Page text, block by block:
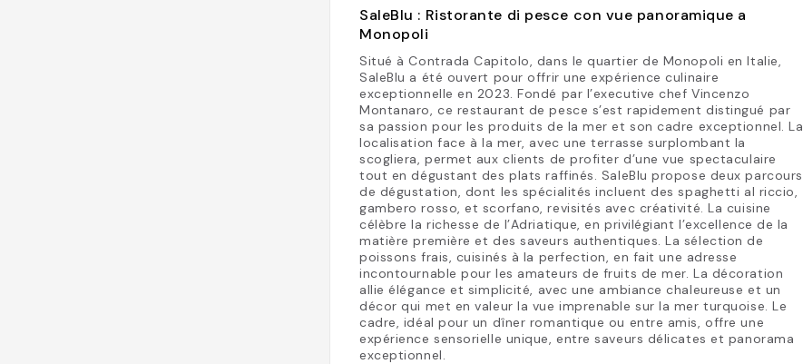
SaleBlu : Ristorante di pesce con vue panoramique a
Monopoli
Situé à Contrada Capitolo, dans le quartier de Monopoli en Italie,
SaleBlu a été ouvert pour offrir une expérience culinaire
exceptionnelle en 2023. Fondé par l’executive chef Vincenzo
Montanaro, ce restaurant de pesce s’est rapidement distingué par
sa passion pour les produits de la mer et son cadre exceptionnel. La
localisation face à la mer, avec une terrasse surplombant la
scogliera, permet aux clients de profiter d’une vue spectaculaire
tout en dégustant des plats raffinés. SaleBlu propose deux parcours
de dégustation, dont les spécialités incluent des spaghetti al riccio,
gambero rosso, et scorfano, revisités avec créativité. La cuisine
célèbre la richesse de l’Adriatique, en privilégiant l’excellence de la
matière première et des saveurs authentiques. La sélection de
poissons frais, cuisinés à la perfection, en fait une adresse
incontournable pour les amateurs de fruits de mer. La décoration
allie élégance et simplicité, avec une ambiance chaleureuse et un
décor qui met en valeur la vue imprenable sur la mer turquoise. Le
cadre, idéal pour un dîner romantique ou entre amis, offre une
expérience sensorielle unique, entre saveurs délicates et panorama
exceptionnel.